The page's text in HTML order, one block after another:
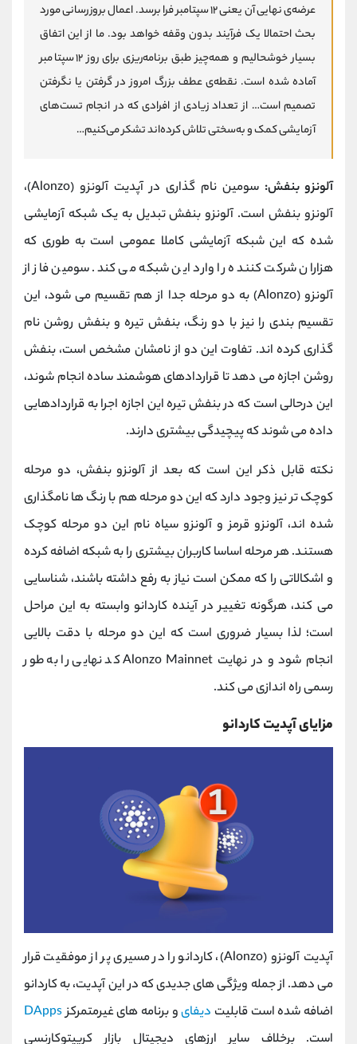
عرضه‌ی نهایی آن یعنی ۱۲ سپتامبر فرا برسد. اعمال بروزرسانی مورد
بحث احتمالا یک فرآیند بدون وقفه خواهد بود. ما از این اتفاق
بسیار خوشحالیم و همه‌چیز طبق برنامه‌ریزی برای روز ۱۲ سپتامبر
آماده شده است. نقطه‌ی عطف بزرگ امروز در گرفتن یا نگرفتن
تصمیم است… از تعداد زیادی از افرادی که در انجام تست‌های
آزمایشی کمک و به‌سختی تلاش کرده‌اند تشکر می‌کنیم…
آلونزو بنفش:
سومین نام گذاری در آپدیت آلونزو (Alonzo)،
آلونزو بنفش است. آلونزو بنفش تبدیل به یک شبکه آزمایشی
شده که این شبکه آزمایشی کاملا عمومی است به طوری که
هزاران شرکت کننده را وارد این شبکه می کند. سومین فاز از
آلونزو (Alonzo) به دو مرحله جدا از هم تقسیم می شود، این
تقسیم بندی را نیز با دو رنگ، بنفش تیره و بنفش روشن نام
گذاری کرده اند. تفاوت این دو از نامشان مشخص است، بنفش
روشن اجازه می دهد تا قراردادهای هوشمند ساده انجام شوند،
این درحالی است که در بنفش تیره این اجازه اجرا به قراردادهایی
داده می شوند که پیچیدگی بیشتری دارند.
نکته قابل ذکر این است که بعد از آلونزو بنفش، دو مرحله
کوچک تر نیز وجود دارد که این دو مرحله هم با رنگ ها نامگذاری
شده اند، آلونزو قرمز و آلونزو سیاه نام این دو مرحله کوچک
هستند. هر مرحله اساسا کاربران بیشتری را به شبکه اضافه کرده
و اشکالاتی را که ممکن است نیاز به رفع داشته باشند، شناسایی
می کند، هرگونه تغییر در آینده کاردانو وابسته به این مراحل
است؛ لذا بسیار ضروری است که این دو مرحله با دقت بالایی
انجام شود و در نهایت Alonzo Mainnet کد نهایی را به طور
رسمی راه اندازی می کند.
مزایای آپدیت کاردانو
آپدیت آلونزو (Alonzo)، کاردانو را در مسیری پر از موفقیت قرار
می دهد. از جمله ویژگی های جدیدی که در این آپدیت، به کاردانو
اضافه شده است قابلیت دیفایو برنامه های غیرمتمرکزDApps
است. برخلاف سایر ارزهای دیجیتال بازار کریپتوکارنسی